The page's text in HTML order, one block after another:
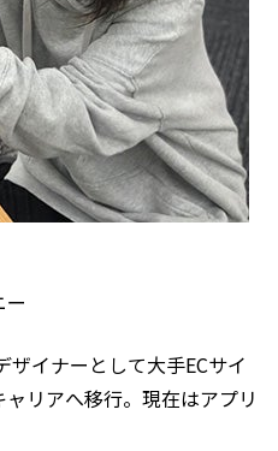
ー
イナーとして大手ECサイ
リアへ移行。現在はアプリ